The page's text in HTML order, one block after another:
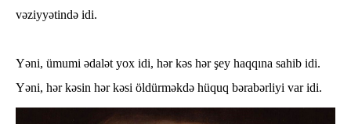
vəziyyətində idi.
Yəni, ümumi ədalət yox idi, hər kəs hər şey haqqına sahib idi.
Yəni, hər kəsin hər kəsi öldürməkdə hüquq bərabərliyi var idi.